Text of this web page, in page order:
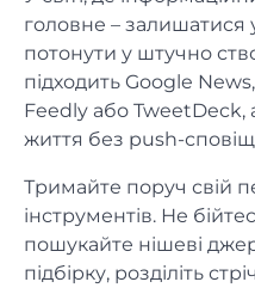
головне –
потонути у штучно
підходить Google
Feedly або TweetDeck,
життя без push-
Тримайте поруч свій
інструментів. Не
пошукайте нішеві
підбірку, розділіть